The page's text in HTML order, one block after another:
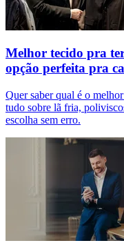
Melhor tecido pra
opção perfeita pra
Quer saber qual é o
tudo sobre lã fria,
escolha sem erro.